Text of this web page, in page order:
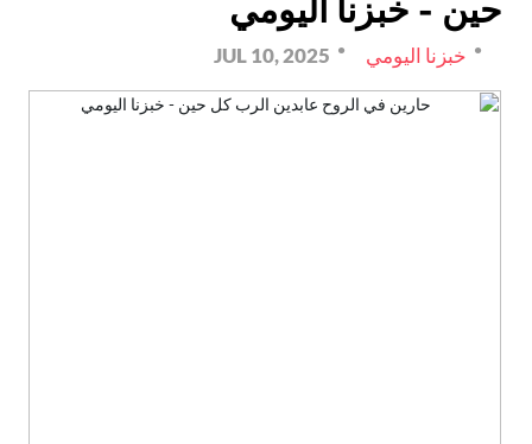
حين - خبزنا اليومي
خبزنا اليومي JUL 10, 2025